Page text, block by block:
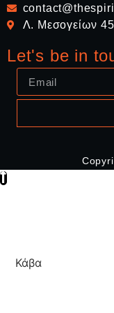
Λ. Μεσογείων
Let's be in
Κάβα